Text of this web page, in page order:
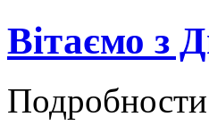
Вітаємо з
Подробности